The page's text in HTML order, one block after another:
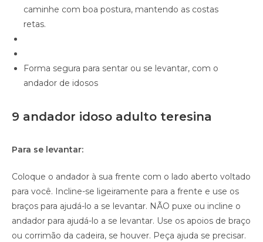
caminhe com boa postura, mantendo as costas
retas.
Forma segura para sentar ou se levantar, com o
andador de idosos
9 andador idoso adulto teresina
Para se levantar:
Coloque o andador à sua frente com o lado aberto voltado
para você. Incline-se ligeiramente para a frente e use os
braços para ajudá-lo a se levantar. NÃO puxe ou incline o
andador para ajudá-lo a se levantar. Use os apoios de braço
ou corrimão da cadeira, se houver. Peça ajuda se precisar.